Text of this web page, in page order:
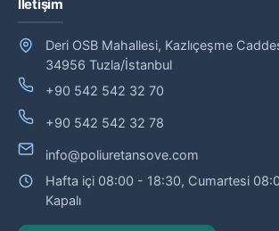
İletişim
Deri OSB Mahallesi, Kazlıçeşme
34956 Tuzla/İstanbul
+90 542 542 32 70
+90 542 542 32 78
info@poliuretansove.com
Hafta içi 08:00 - 18:30, Cumartesi
Kapalı